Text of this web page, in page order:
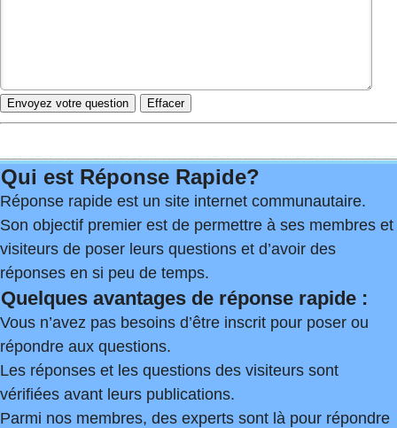
Qui est Réponse Rapide?
Réponse rapide est un site internet communautaire.
Son objectif premier est de permettre à ses membres et
visiteurs de poser leurs questions et d’avoir des
réponses en si peu de temps.
Quelques avantages de réponse rapide :
Vous n’avez pas besoins d’être inscrit pour poser ou
répondre aux questions.
Les réponses et les questions des visiteurs sont
vérifiées avant leurs publications.
Parmi nos membres, des experts sont là pour répondre